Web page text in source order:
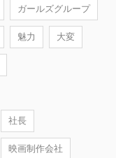
ガールズグループ
魅力 大変
社長
映画制作会社